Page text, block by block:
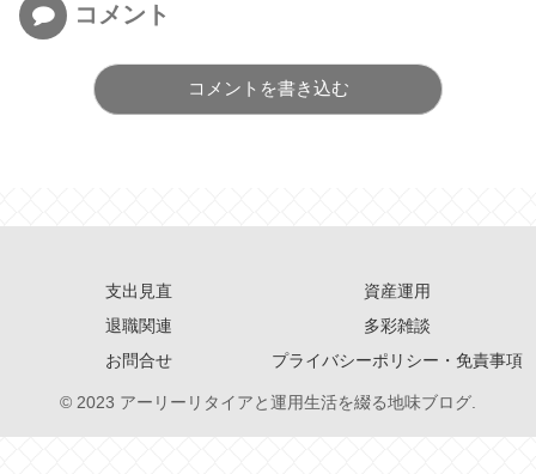
コメント
コメントを書き込む
支出見直
資産運用
退職関連
多彩雑談
お問合せ
プライバシーポリシー・免責事項
© 2023 アーリーリタイアと運用生活を綴る地味ブログ.